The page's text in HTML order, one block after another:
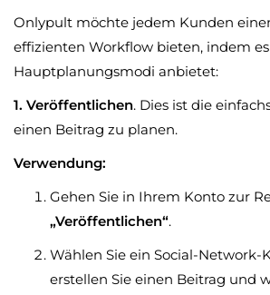
Onlypult möchte jedem Kunden
effizienten Workflow bieten, indem
Hauptplanungsmodi anbietet:
1. Veröffentlichen. Dies ist die
einen Beitrag zu planen.
Verwendung:
Gehen Sie in Ihrem Konto zur
„Veröffentlichen“.
Wählen Sie ein Social-Network-
erstellen Sie einen Beitrag und